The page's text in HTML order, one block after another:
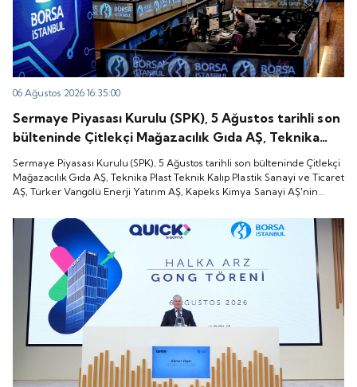
06 Ağustos 2026 16:35:00
Sermaye Piyasası Kurulu (SPK), 5 Ağustos tarihli son
bülteninde Çitlekçi Mağazacılık Gıda AŞ, Teknika
Plast Teknik Kalıp Plastik Sanayi ve Ticaret AŞ,
Türker Vangölü Enerji Yatırım AŞ, Kapeks Kimya
Sanayi AŞ'nin halka arzlarına onay verdiği duyurdu.
Sermaye Piyasası Kurulu (SPK), 5 Ağustos tarihli son bülteninde Çitlekçi
Mağazacılık Gıda AŞ, Teknika Plast Teknik Kalıp Plastik Sanayi ve Ticaret
AŞ, Türker Vangölü Enerji Yatırım AŞ, Kapeks Kimya Sanayi AŞ'nin